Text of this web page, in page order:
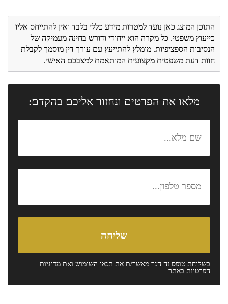
התוכן המוצג כאן נועד למטרות מידע כללי בלבד ואין להתייחס אליו
כייעוץ משפטי. כל מקרה הוא ייחודי ודורש בחינה מעמיקה של
הנסיבות הספציפיות. מומלץ להתייעץ עם עורך דין מוסמך לקבלת
חוות דעת משפטית מקצועית המותאמת למצבכם האישי.
מלאו את הפרטים ונחזור אליכם בהקדם:
בשליחת טופס זה הנך מאשר/ת את תנאי השימוש ואת מדיניות
הפרטיות באתר.